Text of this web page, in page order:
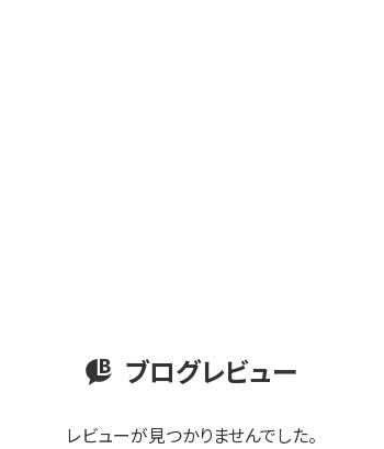
ブログレビュー
レビューが見つかりませんでした。